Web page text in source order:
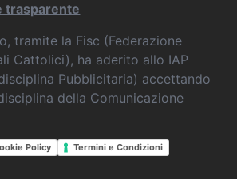
trasparente
tramite la Fisc (Federazione
Cattolici), ha aderito allo IAP
Pubblicitaria) accettando
della Comunicazione
Policy Termini e Condizioni